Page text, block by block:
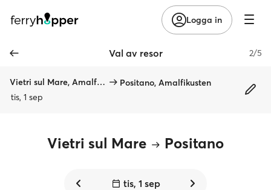
Logga in
Val av resor 2/5
Vietri sul Mare, Amalfikusten
Positano, Amalfikusten
tis, 1 sep
Vietri sul Mare Positano
tis, 1 sep